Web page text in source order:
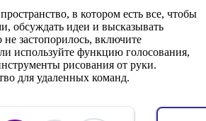
в котором есть все, чтобы
обсуждать идеи и высказывать
застопорилось, включите
используйте функцию голосования,
рисования от руки.
для удаленных команд.